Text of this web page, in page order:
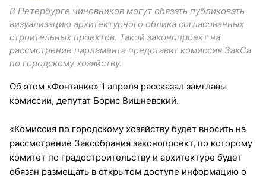
В Петербурге чиновников могут обязать публиковать
визуализацию архитектурного облика согласованных
строительных проектов. Такой законопроект на
рассмотрение парламента представит комиссия ЗакСа
по городскому хозяйству.
Об этом «Фонтанке» 1 апреля рассказал замглавы
комиссии, депутат Борис Вишневский.
«Комиссия по городскому хозяйству будет вносить на
рассмотрение Заксобрания законопроект, по которому
комитет по градостроительству и архитектуре будет
обязан размещать в открытом доступе информацию о